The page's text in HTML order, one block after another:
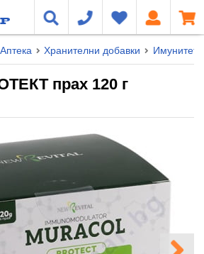
Хранителни добавки Имунитет
прах 120 г